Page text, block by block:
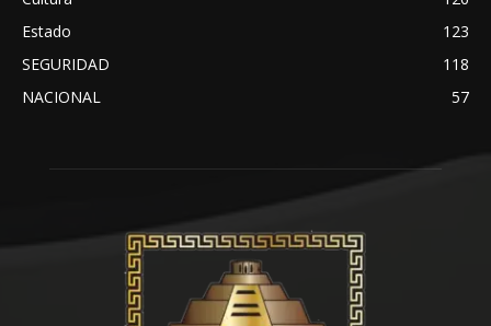
Estado
123
SEGURIDAD
118
NACIONAL
57